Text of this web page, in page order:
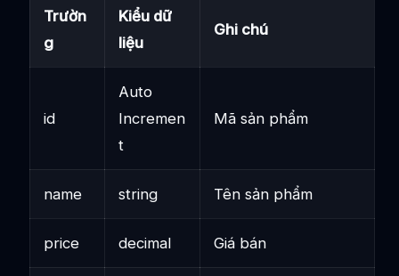
Trườn
g
Kiểu dữ
liệu
Ghi chú
id
Auto
Incremen
t
Mã sản phẩm
name string Tên sản phẩm
price decimal Giá bán